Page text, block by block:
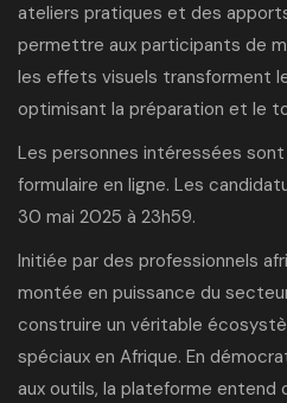
ateliers pratiques et des
permettre aux participants de
les effets visuels transforment
optimisant la préparation et le
Les personnes intéressées
formulaire en ligne. Les
30 mai 2025 à 23h59.
Initiée par des professionnels
montée en puissance du
construire un véritable
spéciaux en Afrique. En
aux outils, la plateforme entend